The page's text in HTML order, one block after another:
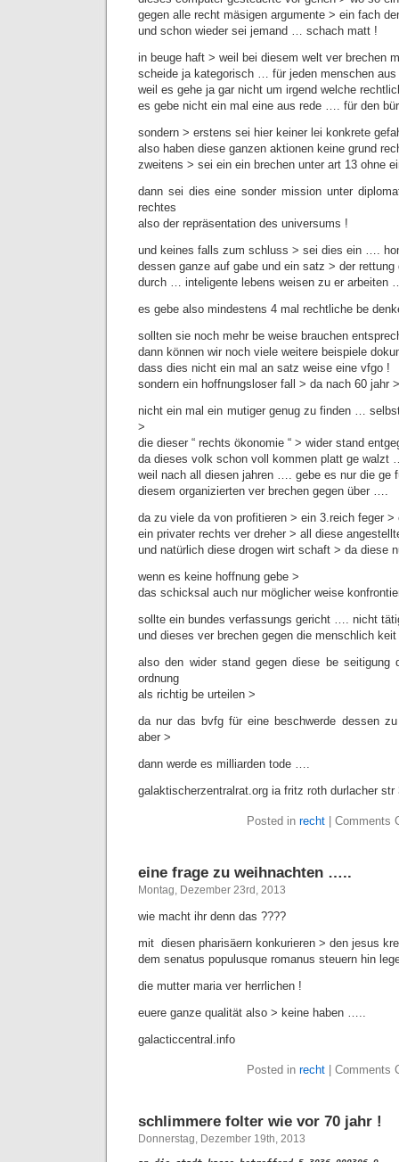
gegen alle recht mäsigen argumente > ein fach
und schon wieder sei jemand … schach matt !
in beuge haft > weil bei diesem welt ver brechen
scheide ja kategorisch … für jeden menschen aus
weil es gehe ja gar nicht um irgend welche
es gebe nicht ein mal eine aus rede …. für den
sondern > erstens sei hier keiner lei konkrete
also haben diese ganzen aktionen keine grund
zweitens > sei ein ein brechen unter art 13 ohne
dann sei dies eine sonder mission unter
rechtes
also der repräsentation des universums !
und keines falls zum schluss > sei dies ein ….
dessen ganze auf gabe und ein satz > der rettung
durch … inteligente lebens weisen zu er arbeiten
es gebe also mindestens 4 mal rechtliche be
sollten sie noch mehr be weise brauchen
dann können wir noch viele weitere beispiele
dass dies nicht ein mal an satz weise eine vfgo !
sondern ein hoffnungsloser fall > da nach 60 jahr >
nicht ein mal ein mutiger genug zu finden …
>
die dieser “ rechts ökonomie “ > wider stand
da dieses volk schon voll kommen platt ge walzt
weil nach all diesen jahren …. gebe es nur die ge
diesem organizierten ver brechen gegen über ….
da zu viele da von profitieren > ein 3.reich feger >
ein privater rechts ver dreher > all diese
und natürlich diese drogen wirt schaft > da diese
wenn es keine hoffnung gebe >
das schicksal auch nur möglicher weise
sollte ein bundes verfassungs gericht …. nicht
und dieses ver brechen gegen die menschlich
also den wider stand gegen diese be seitigung
ordnung
als richtig be urteilen >
da nur das bvfg für eine beschwerde dessen
aber >
dann werde es milliarden tode ….
galaktischerzentralrat.org ia fritz roth durlacher str
Posted in recht Comments
eine frage zu weihnachten …..
Montag, Dezember 23rd, 2013
wie macht ihr denn das ????
mit diesen pharisäern konkurieren > den jesus
dem senatus populusque romanus steuern hin
die mutter maria ver herrlichen !
euere ganze qualität also > keine haben …..
galacticcentral.info
Posted in recht Comments
schlimmere folter wie vor 70 jahr !
Donnerstag, Dezember 19th, 2013